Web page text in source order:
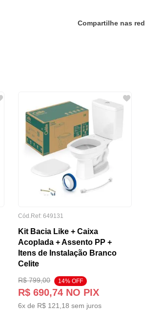
Cód.Ref:649131
Kit Bacia Like + Caixa
Acoplada + Assento PP +
Itens de Instalação Branco
Celite
R$ 799,00 14% OFF
R$ 690,74 NO PIX
6x de R$ 121 18 sem juros